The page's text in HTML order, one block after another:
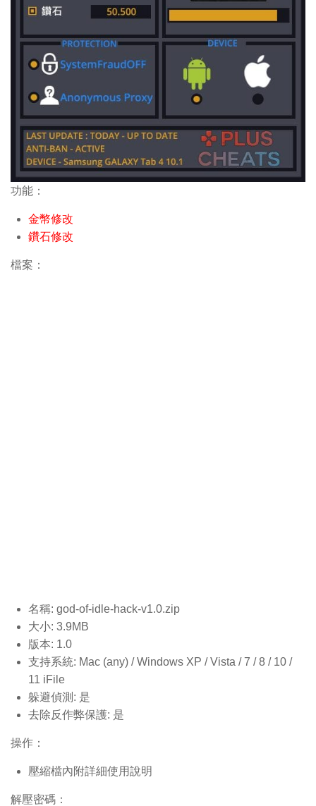
功能：
金幣修改
鑽石修改
檔案：
名稱: god-of-idle-hack-v1.0.zip
大小: 3.9MB
版本: 1.0
支持系統: Mac (any) / Windows XP / Vista / 7 / 8 / 10 /
11 iFile
躲避偵測: 是
去除反作弊保護: 是
操作：
壓縮檔內附詳細使用說明
解壓密碼：